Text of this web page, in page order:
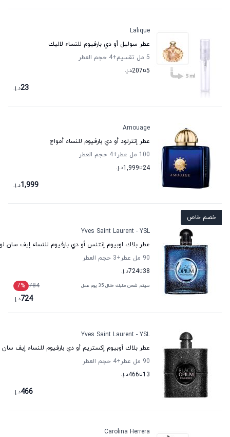
Lalique
عطر سوليل أو دي بارفيوم للنساء لاليك
5 مل تقسيم
+4
حجم العطر
5تا207د.إ.
23د.إ.
Amouage
عطر إنترلود أو دي بارفيوم للنساء أمواج
100 مل عطر
+4
حجم العطر
24تا1,999د.إ.
1,999د.إ.
خصم خاص
Yves Saint Laurent - YSL
عطر بلاك اوبيوم إنتنس أو دي بارفيوم للنساء إيف سان
90 مل عطر
+3
حجم العطر
38تا724د.إ.
سيتم شحن طلبك خلال 35 يوم عمل 784
7%
724د.إ.
Yves Saint Laurent - YSL
عطر بلاك أوبيوم إكستريم أو دي بارفيوم للنساء إيف سان
90 مل عطر
+4
حجم العطر
13تا466د.إ.
466د.إ.
Carolina Herrera